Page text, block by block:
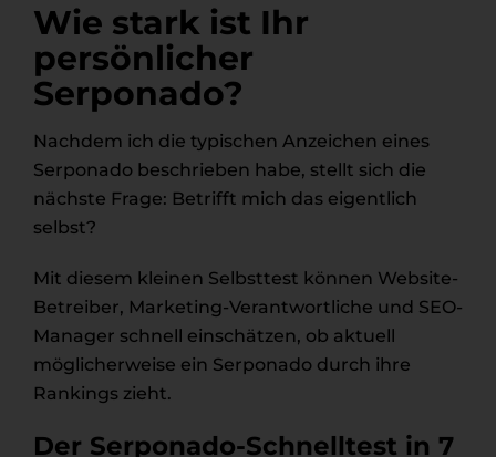
Wie stark ist Ihr
persönlicher
Serponado?
Nachdem ich die typischen Anzeichen eines
Serponado beschrieben habe, stellt sich die
nächste Frage: Betrifft mich das eigentlich
selbst?
Mit diesem kleinen Selbsttest können Website-
Betreiber, Marketing-Verantwortliche und SEO-
Manager schnell einschätzen, ob aktuell
möglicherweise ein Serponado durch ihre
Rankings zieht.
Der Serponado-Schnelltest in 7